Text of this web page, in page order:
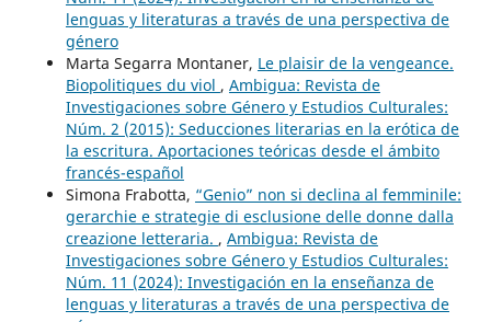
lenguas y literaturas a través de una perspectiva de
género
Marta Segarra Montaner, Le plaisir de la vengeance.
Biopolitiques du viol , Ambigua: Revista de
Investigaciones sobre Género y Estudios Culturales:
Núm. 2 (2015): Seducciones literarias en la erótica de
la escritura. Aportaciones teóricas desde el ámbito
francés-español
Simona Frabotta, “Genio” non si declina al femminile:
gerarchie e strategie di esclusione delle donne dalla
creazione letteraria. , Ambigua: Revista de
Investigaciones sobre Género y Estudios Culturales:
Núm. 11 (2024): Investigación en la enseñanza de
lenguas y literaturas a través de una perspectiva de